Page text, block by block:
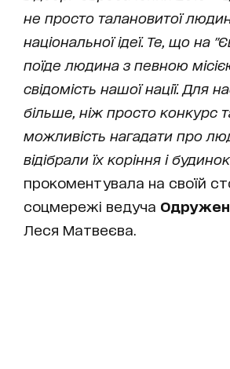
не просто талановитої
національної ідеї. Те, що на
поїде людина з певною
свідомість нашої нації. Для
більше, ніж просто конкурс
можливість нагадати про
відібрали їх коріння і будинок
прокоментувала на своїй
соцмережі ведуча
Леся Матвеєва.